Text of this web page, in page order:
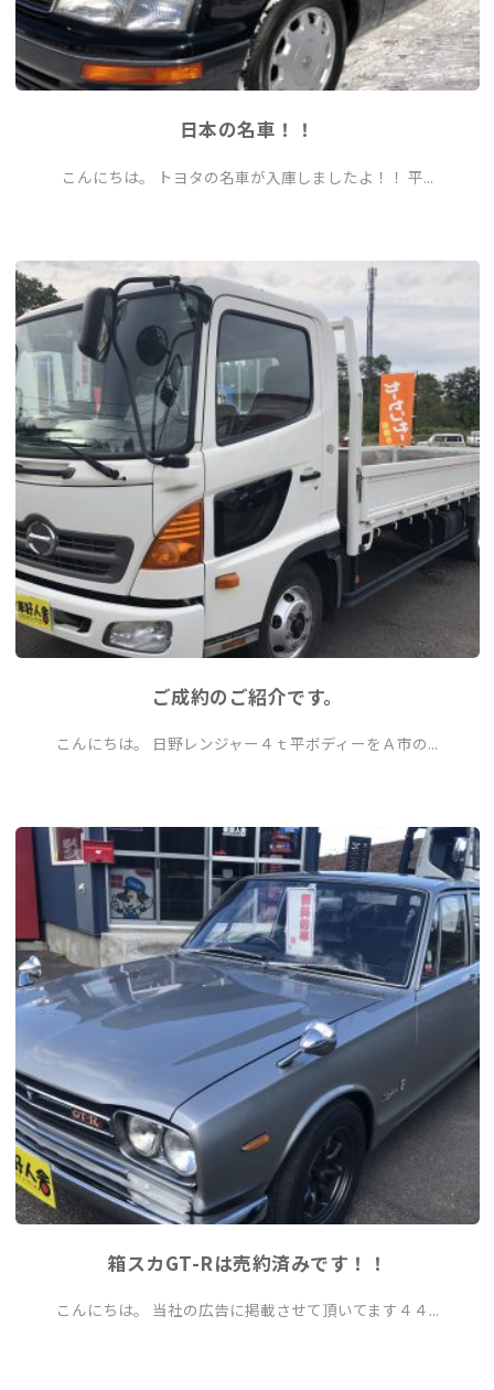
日本の名車！！
こんにちは。 トヨタの名車が入庫しましたよ！！ 平...
ご成約のご紹介です。
こんにちは。 日野レンジャー４ｔ平ボディーをＡ市の...
箱スカGT-Rは売約済みです！！
こんにちは。 当社の広告に掲載させて頂いてます４４...